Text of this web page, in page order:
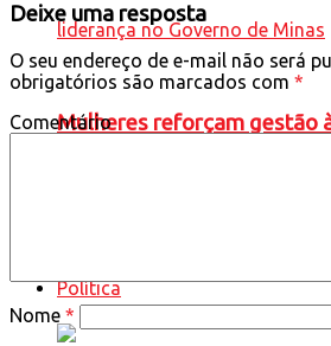
Mulheres reforçam gestão
Política
Deixe uma resposta
O seu endereço de e-mail não será
obrigatórios são marcados com *
Comentário
Nome *